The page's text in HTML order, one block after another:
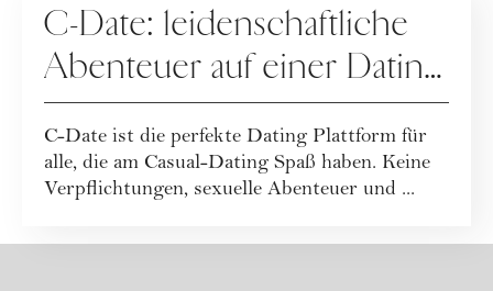
C-Date: leidenschaftliche
Abenteuer auf einer Dating
App
C-Date ist die perfekte Dating Plattform für
alle, die am Casual-Dating Spaß haben. Keine
Verpflichtungen, sexuelle Abenteuer und ...